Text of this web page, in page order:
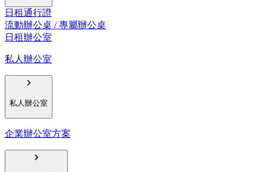
日租通行證
流動辦公桌 / 專屬辦公桌
日租辦公室
私人辦公室
私人辦公室
企業辦公室方案